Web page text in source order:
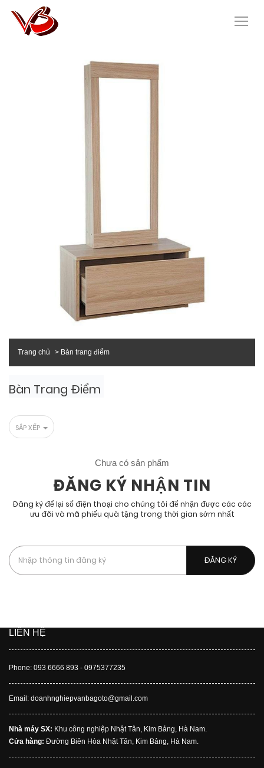
Trang chủ Bàn trang điểm
Bàn Trang Điểm
SẮP XẾP
Chưa có sản phẩm
ĐĂNG KÝ NHẬN TIN
Đăng ký để lại số điện thoại cho chúng tôi để nhận được các các
ưu đãi và mã phiếu quà tặng trong thời gian sớm nhất
LIÊN HỆ
Phone: 093 6666 893 - 0975377235
Email: doanhnghiepvanbagoto@gmail.com
Nhà máy SX: Khu công nghiệp Nhật Tân, Kim Bảng, Hà Nam.
Cửa hàng: Đường Biên Hòa Nhật Tân, Kim Bảng, Hà Nam.